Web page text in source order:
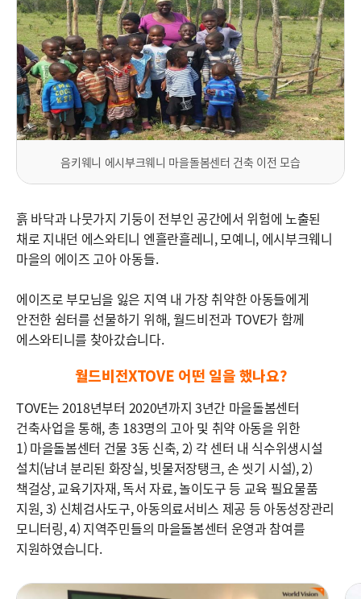
음키웨니 에시부크웨니 마을돌봄센터 건축 이전 모습
흙 바닥과 나뭇가지 기둥이 전부인 공간에서 위험에 노출된
채로 지내던 에스와티니 엔흘란흘레니, 모예니, 에시부크웨니
마을의 에이즈 고아 아동들.
에이즈로 부모님을 잃은 지역 내 가장 취약한 아동들에게
안전한 쉼터를 선물하기 위해, 월드비전과 TOVE가 함께
에스와티니를 찾아갔습니다.
월드비전XTOVE 어떤 일을 했나요?
TOVE는 2018년부터 2020년까지 3년간 마을돌봄센터
건축사업을 통해, 총 183명의 고아 및 취약 아동을 위한
1) 마을돌봄센터 건물 3동 신축, 2) 각 센터 내 식수위생시설
설치(남녀 분리된 화장실, 빗물저장탱크, 손 씻기 시설), 2)
책걸상, 교육기자재, 독서 자료, 놀이도구 등 교육 필요물품
지원, 3) 신체검사도구, 아동의료서비스 제공 등 아동성장관리
모니터링, 4) 지역주민들의 마을돌봄센터 운영과 참여를
지원하였습니다.